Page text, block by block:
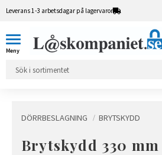
Leverans 1-3 arbetsdagar på lagervaror
DÖRRBESLAGNING BRYTSKYDD
Brytskydd 330